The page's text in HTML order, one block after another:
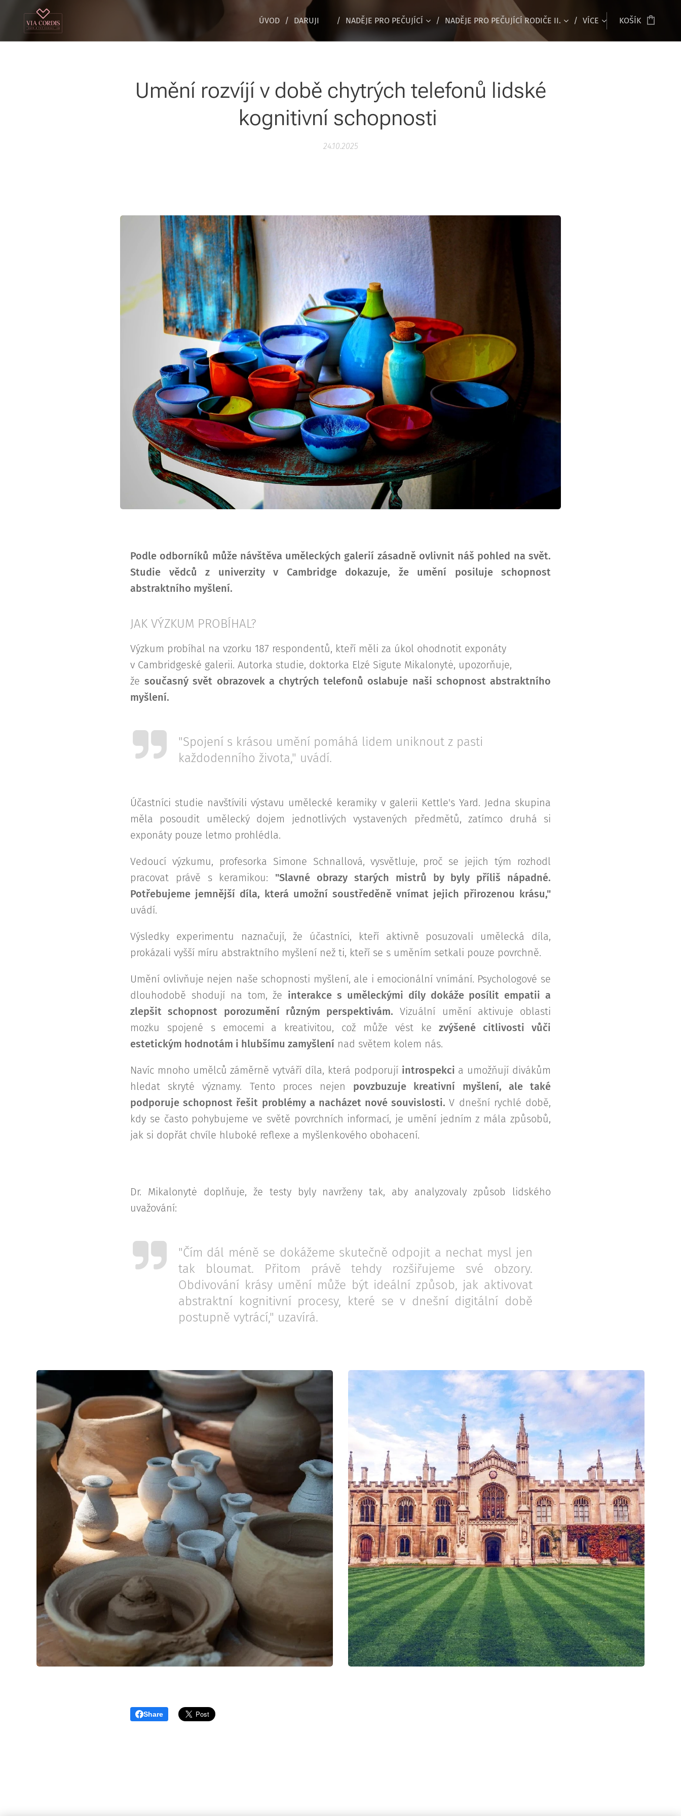
ÚVOD DARUJI ♥ NADĚJE PRO PEČUJÍCÍ NADĚJE PRO PEČUJÍCÍ RODIČE II. VÍCE KOŠÍK
Umění rozvíjí v době chytrých telefonů lidské
kognitivní schopnosti
24.10.2025
Podle odborníků může návštěva uměleckých galerií zásadně ovlivnit náš pohled na svět.
Studie vědců z univerzity v Cambridge dokazuje, že umění posiluje schopnost
abstraktního myšlení.
JAK VÝZKUM PROBÍHAL?
Výzkum probíhal na vzorku 187 respondentů, kteří měli za úkol ohodnotit exponáty
v Cambridgeské galerii. Autorka studie, doktorka Elzé Sigute Mikalonytė, upozorňuje,
žesoučasný svět obrazovek a chytrých telefonů oslabuje naši schopnost abstraktního
myšlení.
"Spojení s krásou umění pomáhá lidem uniknout z pasti
každodenního života," uvádí.
Účastníci studie navštívili výstavu umělecké keramiky v galerii Kettle's Yard. Jedna skupina
měla posoudit umělecký dojem jednotlivých vystavených předmětů, zatímco druhá si
exponáty pouze letmo prohlédla.
Vedoucí výzkumu, profesorka Simone Schnallová, vysvětluje, proč se jejich tým rozhodl
pracovat právě s keramikou: "Slavné obrazy starých mistrů by byly příliš nápadné.
Potřebujeme jemnější díla, která umožní soustředěně vnímat jejich přirozenou krásu,"
uvádí.
Výsledky experimentu naznačují, že účastníci, kteří aktivně posuzovali umělecká díla,
prokázali vyšší míru abstraktního myšlení než ti, kteří se s uměním setkali pouze povrchně.
Umění ovlivňuje nejen naše schopnosti myšlení, ale i emocionální vnímání. Psychologové se
dlouhodobě shodují na tom, že interakce s uměleckými díly dokáže posílit empatii a
zlepšit schopnost porozumění různým perspektivám. Vizuální umění aktivuje oblasti
mozku spojené s emocemi a kreativitou, což může vést kezvýšené citlivosti vůči
estetickým hodnotám i hlubšímu zamyšlení nad světem kolem nás.
Navíc mnoho umělců záměrně vytváří díla, která podporují introspekci a umožňují divákům
hledat skryté významy. Tento proces nejen povzbuzuje kreativní myšlení, ale také
podporuje schopnost řešit problémy a nacházet nové souvislosti.V dnešní rychlé době,
kdy se často pohybujeme ve světě povrchních informací, je umění jedním z mála způsobů,
jak si dopřát chvíle hluboké reflexe a myšlenkového obohacení.
Dr. Mikalonytė doplňuje, že testy byly navrženy tak, aby analyzovaly způsob lidského
uvažování:
"Čím dál méně se dokážeme skutečně odpojit a nechat mysl jen
tak bloumat. Přitom právě tehdy rozšiřujeme své obzory.
Obdivování krásy umění může být ideální způsob, jak aktivovat
abstraktní kognitivní procesy, které se v dnešní digitální době
postupně vytrácí," uzavírá.
Share